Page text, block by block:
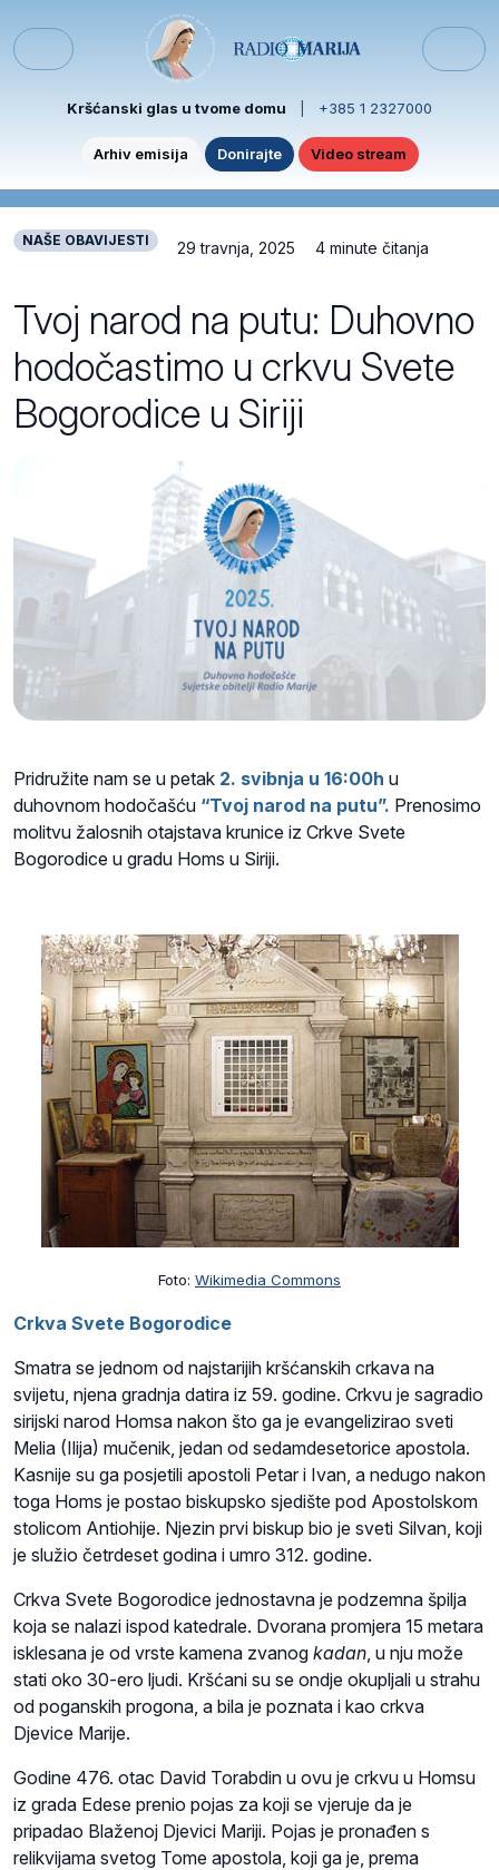
Menu
Kršćanski glas u tvome domu +385 1 2327000
Arhiv emisija Donirajte Video stream
NAŠE OBAVIJESTI 29 travnja, 2025 4 minute čitanja
Tvoj narod na putu: Duhovno
hodočastimo u crkvu Svete
Bogorodice u Siriji
Pridružite nam se u petak 2. svibnja u 16:00h u
duhovnom hodočašću “Tvoj narod na putu”. Prenosimo
molitvu žalosnih otajstava krunice iz Crkve Svete
Bogorodice u gradu Homs u Siriji.
Foto: Wikimedia Commons
Crkva Svete Bogorodice
Smatra se jednom od najstarijih kršćanskih crkava na
svijetu, njena gradnja datira iz 59. godine. Crkvu je sagradio
sirijski narod Homsa nakon što ga je evangelizirao sveti
Melia (Ilija) mučenik, jedan od sedamdesetorice apostola.
Kasnije su ga posjetili apostoli Petar i Ivan, a nedugo nakon
toga Homs je postao biskupsko sjedište pod Apostolskom
stolicom Antiohije. Njezin prvi biskup bio je sveti Silvan, koji
je služio četrdeset godina i umro 312. godine.
Crkva Svete Bogorodice jednostavna je podzemna špilja
koja se nalazi ispod katedrale. Dvorana promjera 15 metara
isklesana je od vrste kamena zvanog kadan , u nju može
stati oko 30-ero ljudi. Kršćani su se ondje okupljali u strahu
od poganskih progona, a bila je poznata i kao crkva
Djevice Marije.
Godine 476. otac David Torabdin u ovu je crkvu u Homsu
iz grada Edese prenio pojas za koji se vjeruje da je
pripadao Blaženoj Djevici Mariji. Pojas je pronađen s
relikvijama svetog Tome apostola, koji ga je, prema